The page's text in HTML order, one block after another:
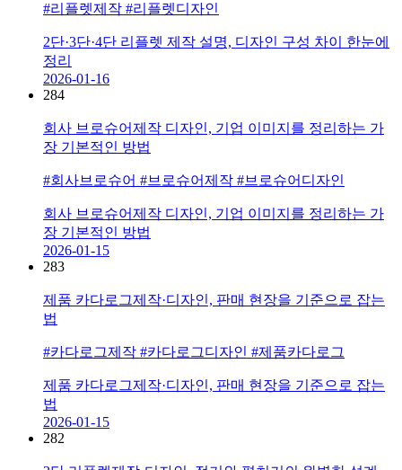
#리플렛제작 #리플렛디자인
2단·3단·4단 리플렛 제작 설명, 디자인 구성 차이 한눈에
정리
2026-01-16
284
회사 브로슈어제작 디자인, 기업 이미지를 정리하는 가
장 기본적인 방법
#회사브로슈어 #브로슈어제작 #브로슈어디자인
회사 브로슈어제작 디자인, 기업 이미지를 정리하는 가
장 기본적인 방법
2026-01-15
283
제품 카다로그제작·디자인, 판매 현장을 기준으로 잡는
법
#카다로그제작 #카다로그디자인 #제품카다로그
제품 카다로그제작·디자인, 판매 현장을 기준으로 잡는
법
2026-01-15
282